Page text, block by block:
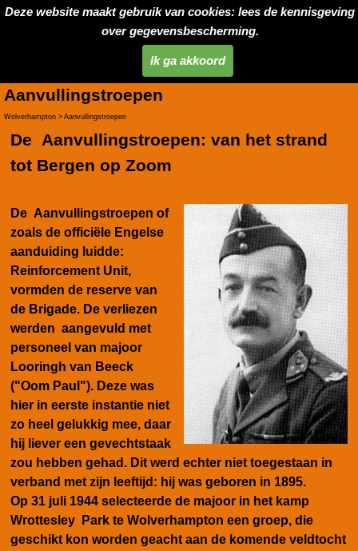
Deze website maakt gebruik van cookies: lees de kennisgeving
over gegevensbescherming.
Ik ga akkoord
Aanvullingstroepen
Wolverhampton > Aanvullingstroepen
De Aanvullingstroepen: van het strand
tot Bergen op Zoom
De Aanvullingstroepen of
zoals de officiële Engelse
aanduiding luidde:
Reinforcement Unit,
vormden de reserve van
de Brigade. De verliezen
werden aangevuld met
personeel van majoor
Looringh van Beeck
("Oom Paul"). Deze was
hier in eerste instantie niet
zo heel gelukkig mee, daar
hij liever een gevechtstaak
zou hebben gehad. Dit werd echter niet toegestaan in
verband met zijn leeftijd: hij was geboren in 1895.
Op 31 juli 1944 selecteerde de majoor in het kamp
Wrottesley Park te Wolverhampton een groep, die
geschikt kon worden geacht aan de komende veldtocht